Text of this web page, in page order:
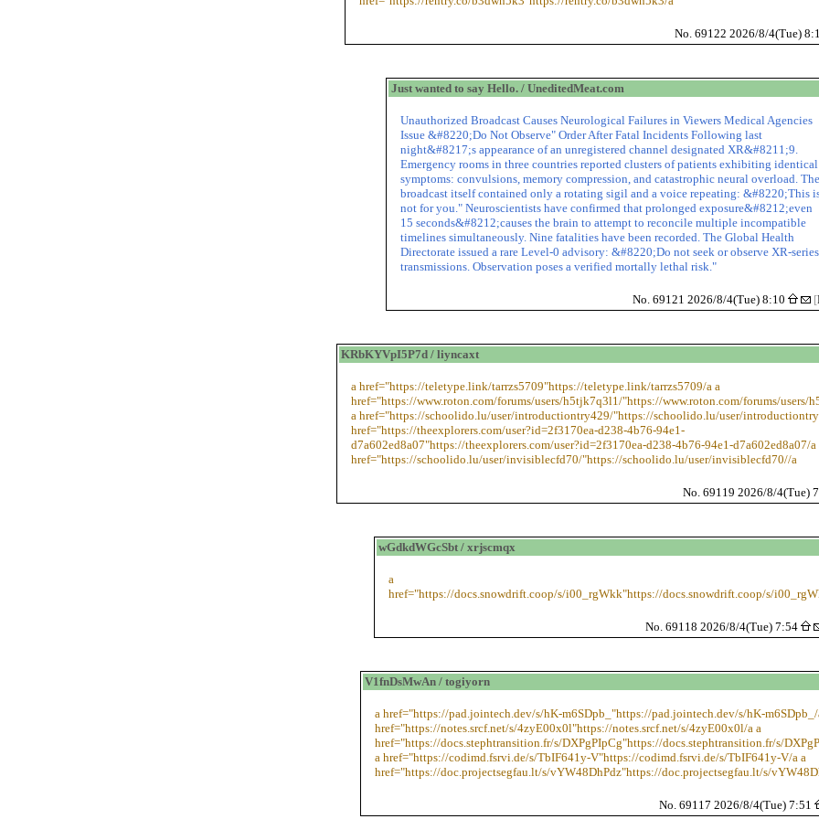
No. 69122 2026/8/4(Tue)
Just wanted to say Hello. / UneditedMeat.com
Unauthorized Broadcast Causes Neurological Failures in Viewers Medical Agencies
Issue &#8220;Do Not Observe" Order After Fatal Incidents Following last
night&#8217;s appearance of an unregistered channel designated XR&#8211;9.
Emergency rooms in three countries reported clusters of patients exhibiting identical
symptoms: convulsions, memory compression, and catastrophic neural overload. The
broadcast itself contained only a rotating sigil and a voice repeating: &#8220;This
not for you." Neuroscientists have confirmed that prolonged exposure&#8212;even
15 seconds&#8212;causes the brain to attempt to reconcile multiple incompatible
timelines simultaneously. Nine fatalities have been recorded. The Global Health
Directorate issued a rare Level-0 advisory: &#8220;Do not seek or observe XR-series
transmissions. Observation poses a verified mortally lethal risk."
No. 69121 2026/8/4(Tue) 8:10 [
KRbKYVpI5P7d / liyncaxt
a href="https://teletype.link/tarrzs5709"https://teletype.link/tarrzs5709/a a
href="https://www.roton.com/forums/users/h5tjk7q3l1/"https://www.roton.com/forums/users/
a href="https://schoolido.lu/user/introductiontry429/"https://schoolido.lu/user/
href="https://theexplorers.com/user?id=2f3170ea-d238-4b76-94e1-
d7a602ed8a07"https://theexplorers.com/user?id=2f3170ea-d238-4b76-94e1-d7a602ed8a07/a
href="https://schoolido.lu/user/invisiblecfd70/"https://schoolido.lu/user/invisiblecfd70//a
No. 69119 2026/8/4(Tue)
wGdkdWGcSbt / xrjscmqx
a
href="https://docs.snowdrift.coop/s/i00_rgWkk"https://docs.snowdrift.coop/s/
No. 69118 2026/8/4(Tue) 7:54
V1fnDsMwAn / togiyorn
a href="https://pad.jointech.dev/s/hK-m6SDpb_"https://pad.jointech.dev/s/hK-m6SDpb_/
href="https://notes.srcf.net/s/4zyE00x0l"https://notes.srcf.net/s/4zyE00x0l/a a
href="https://docs.stephtransition.fr/s/DXPgPIpCg"https://docs.stephtransition.fr/s/
a href="https://codimd.fsrvi.de/s/TbIF641y-V"https://codimd.fsrvi.de/s/TbIF641y-V/a a
href="https://doc.projectsegfau.lt/s/vYW48DhPdz"https://doc.projectsegfau.lt/s/
No. 69117 2026/8/4(Tue) 7:51